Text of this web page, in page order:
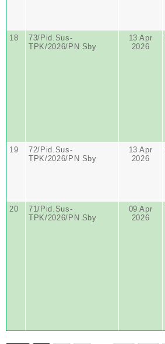
18
73/Pid.Sus-
TPK/2026/PN Sby
13 Apr
2026
19
72/Pid.Sus-
TPK/2026/PN Sby
13 Apr
2026
20
71/Pid.Sus-
TPK/2026/PN Sby
09 Apr
2026